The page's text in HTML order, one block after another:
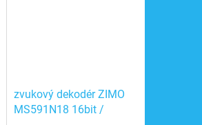
zvukový dekodér ZIMO
MS591N18 16bit /